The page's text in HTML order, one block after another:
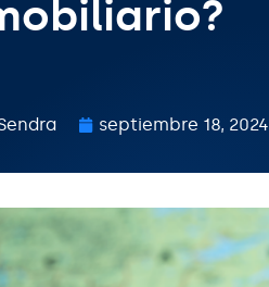
septiembre 18, 2024